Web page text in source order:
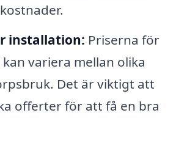
installation: Priserna för
variera mellan olika
Det är viktigt att
offerter för att få en bra